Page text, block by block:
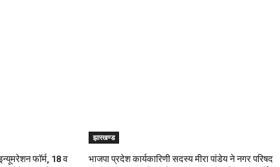
फॉर्म, 18 व
झारखण्ड
भाजपा प्रदेश कार्यकारिणी सदस्य मीरा पांडेय ने नगर परिषद